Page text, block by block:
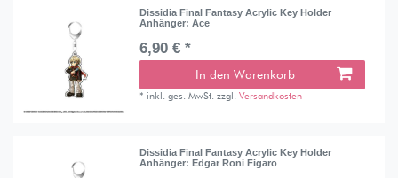
Dissidia Final Fantasy Acrylic Key Holder
Anhänger: Ace
6,90 € *
In den Warenkorb
* inkl. ges. MwSt. zzgl.Versandkosten
Dissidia Final Fantasy Acrylic Key Holder
Anhänger: Edgar Roni Figaro